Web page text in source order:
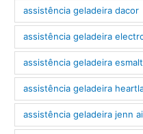
assistência geladeira dacor
assistência geladeira
assistência geladeira
assistência geladeira
assistência geladeira jenn